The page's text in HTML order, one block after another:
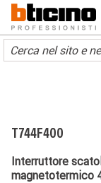
Skip to main content
Main navigation
T744F400
Interruttore
magnetotermico